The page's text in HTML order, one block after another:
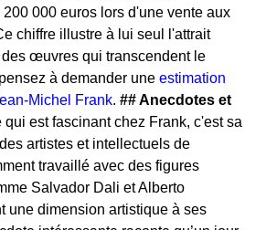
000 euros lors d'une vente aux
chiffre illustre à lui seul l'attrait
œuvres qui transcendent le
à demander une estimation
Michel Frank.## Anecdotes et
qui est fascinant chez Frank, c'est sa
artistes et intellectuels de
travaillé avec des figures
Salvador Dali et Alberto
une dimension artistique à ses